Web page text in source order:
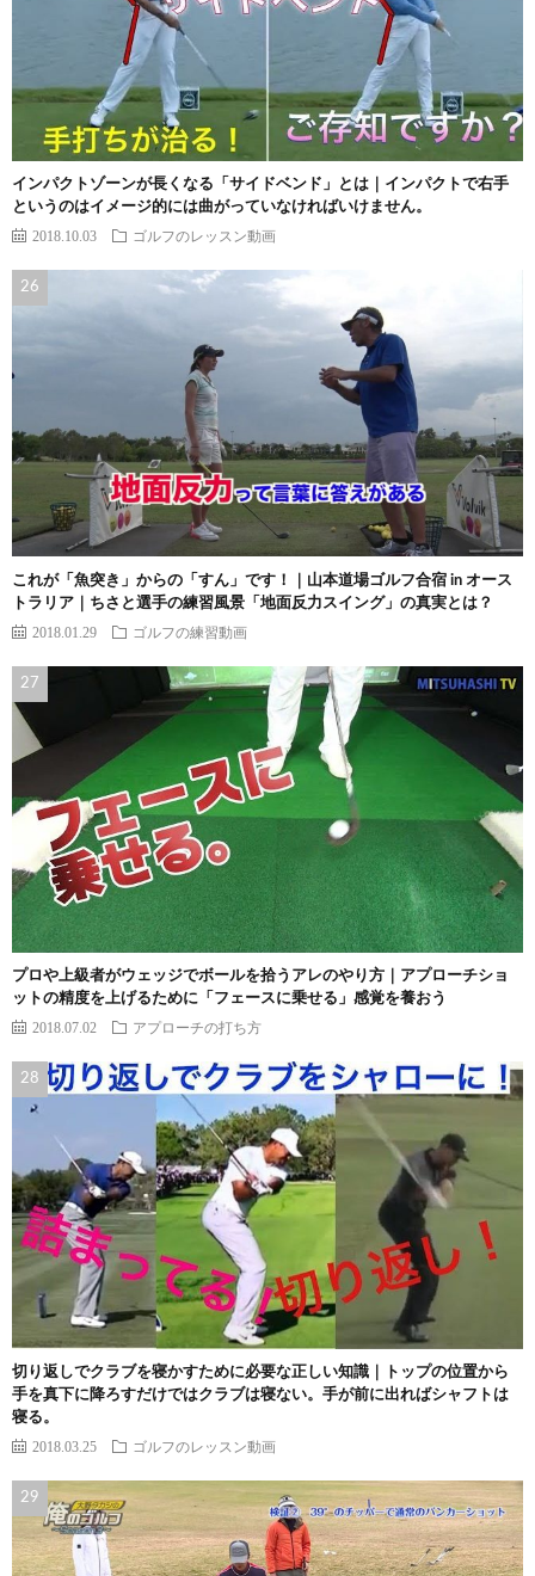
インパクトゾーンが長くなる「サイドベンド」とは｜インパクトで右手
というのはイメージ的には曲がっていなければいけません。
2018.10.03 ゴルフのレッスン動画
これが「魚突き」からの「すん」です！｜山本道場ゴルフ合宿 in オース
トラリア｜ちさと選手の練習風景「地面反力スイング」の真実とは？
2018.01.29 ゴルフの練習動画
プロや上級者がウェッジでボールを拾うアレのやり方｜アプローチショ
ットの精度を上げるために「フェースに乗せる」感覚を養おう
2018.07.02 アプローチの打ち方
切り返しでクラブを寝かすために必要な正しい知識｜トップの位置から
手を真下に降ろすだけではクラブは寝ない。手が前に出ればシャフトは
寝る。
2018.03.25 ゴルフのレッスン動画